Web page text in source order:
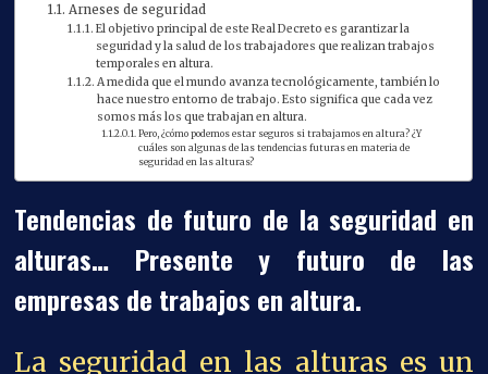
Arneses de seguridad
El objetivo principal de este Real Decreto es garantizar la
seguridad y la salud de los trabajadores que realizan trabajos
temporales en altura.
A medida que el mundo avanza tecnológicamente, también lo
hace nuestro entorno de trabajo. Esto significa que cada vez
somos más los que trabajan en altura.
Pero, ¿cómo podemos estar seguros si trabajamos en altura? ¿Y
cuáles son algunas de las tendencias futuras en materia de
seguridad en las alturas?
Tendencias de futuro de la seguridad en
alturas… Presente y futuro de las
empresas de trabajos en altura.
La seguridad en las alturas es un